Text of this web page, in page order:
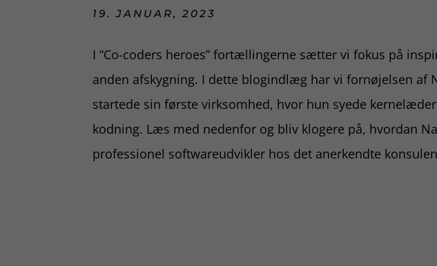
19. JANUAR, 2023
I “Co-coders heroes” fortællingerne sætter vi fokus på
anden afskygning. I dette blogindlæg har vi fornøjelsen
startede sin første virksomhed, hvor hun syede
kodning. Læs med nedenfor og bliv klogere på, hvordan
professionel softwareudvikler hos det anerkendte